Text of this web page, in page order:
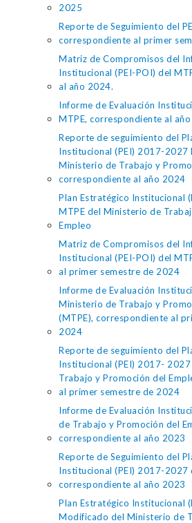
2025
Reporte de Seguimiento del
correspondiente al primer
Matriz de Compromisos del
Institucional (PEI-POI) del
al año 2024.
Informe de Evaluación
MTPE, correspondiente al
Reporte de seguimiento del
Institucional (PEI) 2017-2027
Ministerio de Trabajo y
correspondiente al año 2024
Plan Estratégico Institucional
MTPE del Ministerio de
Empleo
Matriz de Compromisos del
Institucional (PEI-POI) del
al primer semestre de 2024
Informe de Evaluación
Ministerio de Trabajo y
(MTPE), correspondiente al
2024
Reporte de seguimiento del
Institucional (PEI) 2017-
Trabajo y Promoción del
al primer semestre de 2024
Informe de Evaluación
de Trabajo y Promoción del
correspondiente al año 2023
Reporte de Seguimiento del
Institucional (PEI) 2017-2027
correspondiente al año 2023
Plan Estratégico Institucional
Modificado del Ministerio de